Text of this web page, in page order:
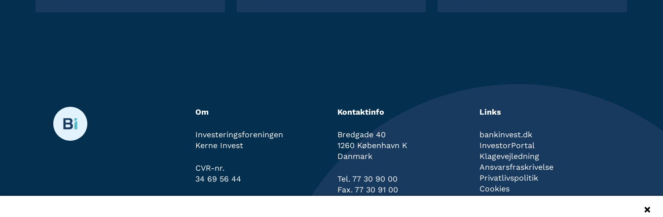
Om
Investeringsforeningen
Kerne Invest
CVR-nr.
34 69 56 44
Kontaktinfo
Bredgade 40
1260 København K
Danmark
Tel. 77 30 90 00
Fax. 77 30 91 00
Links
bankinvest.dk
InvestorPortal
Klagevejledning
Ansvarsfraskrivelse
Privatlivspolitik
Cookies